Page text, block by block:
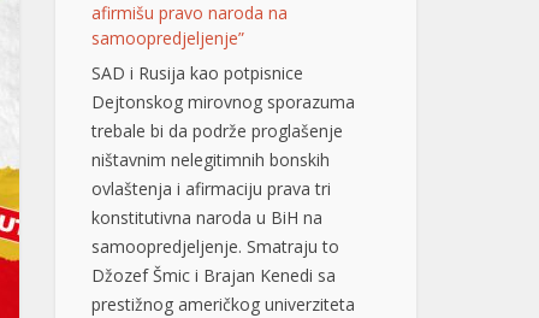
afirmišu pravo naroda na
samoopredjeljenje”
SAD i Rusija kao potpisnice
Dejtonskog mirovnog sporazuma
trebale bi da podrže proglašenje
ništavnim nelegitimnih bonskih
ovlaštenja i afirmaciju prava tri
konstitutivna naroda u BiH na
samoopredjeljenje. Smatraju to
Džozef Šmic i Brajan Kenedi sa
prestižnog američkog univerziteta